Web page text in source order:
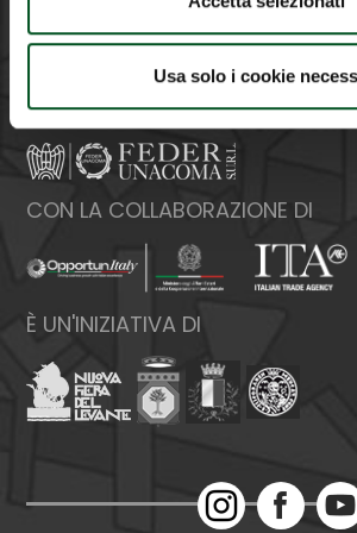
Usa solo i cookie
info@federunacoma.it
Web:www.federunacoma.it
P.Iva: 04227291004
ORGANIZZATA DA
CON LA COLLABORAZIONE DI
È UN'INIZIATIVA DI